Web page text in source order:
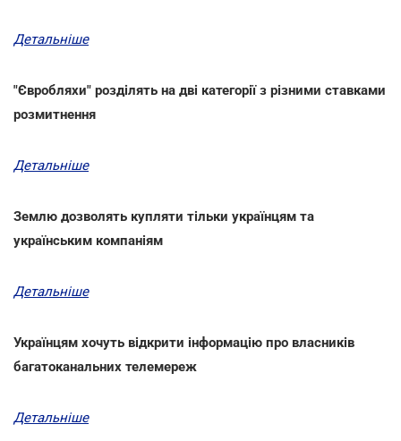
Детальніше
"Євробляхи" розділять на дві категорії з різними ставками
розмитнення
Детальніше
Землю дозволять купляти тільки українцям та
українським компаніям
Детальніше
Українцям хочуть відкрити інформацію про власників
багатоканальних телемереж
Детальніше